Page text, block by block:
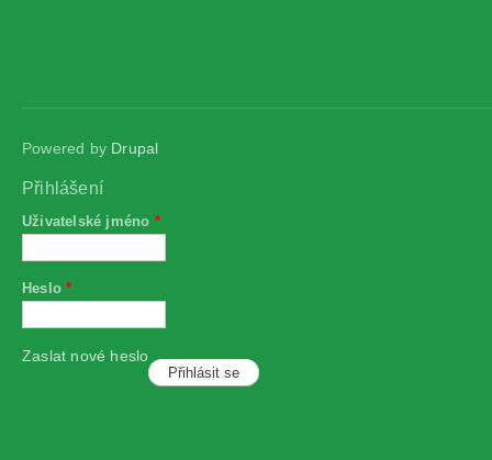
Powered by Drupal
Přihlášení
Uživatelské jméno *
Heslo*
Zaslat nové heslo